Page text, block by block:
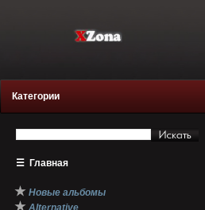
Категории
☰ Главная
★ Новые альбомы
★ Alternative